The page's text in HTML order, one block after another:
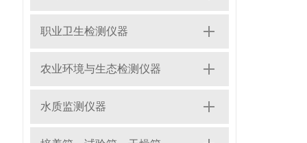
职业卫生检测仪器
农业环境与生态检测仪器
水质监测仪器